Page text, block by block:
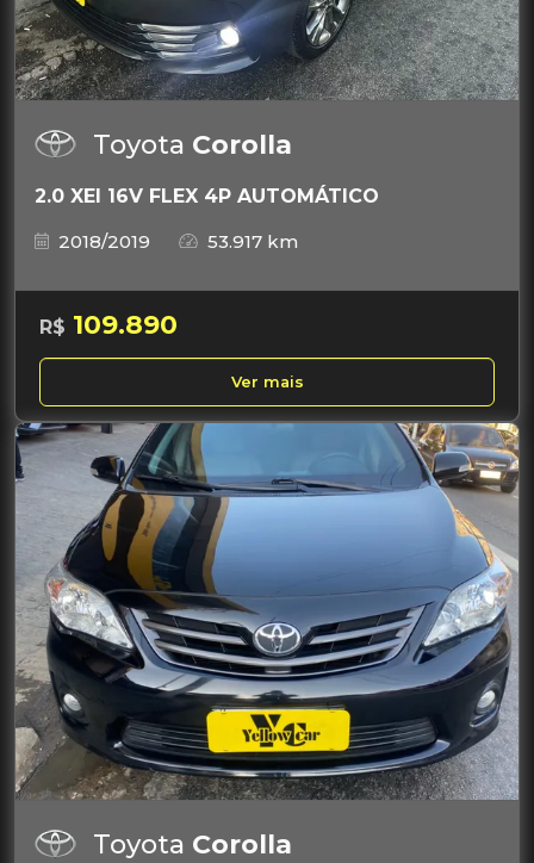
Toyota Corolla
2.0 XEI 16V FLEX 4P AUTOMÁTICO
2018/2019
53.917 km
R$ 109.890
Ver mais
Toyota Corolla